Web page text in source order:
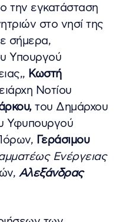
την εγκατάσταση
στο νησί της
σήμερα,
Υπουργού
Κωστή
Νοτίου
του Δημάρχου
Υφυπουργού
Γεράσιμου
Ενέργειας
Αλεξάνδρας